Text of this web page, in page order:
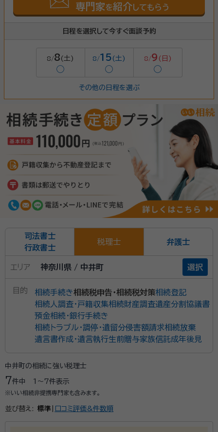
専門家を紹介 してもらう
日程を選択して今すぐ面談予約
8/8 (土)
◯
8/15(土)
◯
8/9 (日)
◯
その他の日程を選ぶ
司法書士
行政書士
税理士 弁護士
エリア 神奈川県 / 中井町 選択
目的 相続手続き相続税申告・相続税対策相続登記
相続人調査・戸籍収集相続財産調査遺産分割協議書
預金相続・銀行手続き
相続トラブル・調停・遺留分侵害額請求相続放棄
遺言書作成・遺言執行生前贈与家族信託成年後見
中井町の相続に強い税理士
7件中 1〜7件表示
※いい相続非提携専門家も含みます。
並び替え: 標準 口コミ評価&件数順